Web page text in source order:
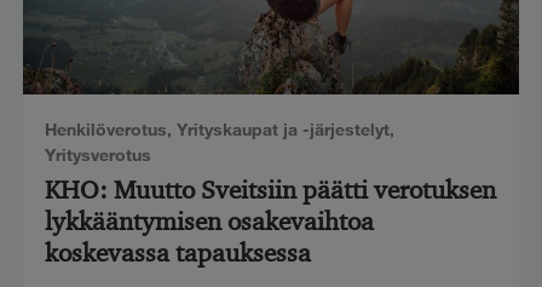
Henkilöverotus, Yrityskaupat ja -järjestelyt,
Yritysverotus
KHO: Muutto Sveitsiin päätti verotuksen
lykkääntymisen osakevaihtoa
koskevassa tapauksessa